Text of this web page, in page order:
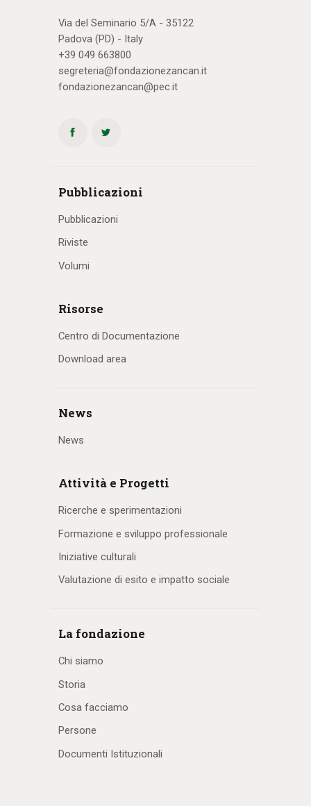
Via del Seminario 5/A - 35122
Padova (PD) - Italy
+39 049 663800
segreteria@fondazionezancan.it
fondazionezancan@pec.it
Pubblicazioni
Pubblicazioni
Riviste
Volumi
Risorse
Centro di Documentazione
Download area
News
News
Attività e Progetti
Ricerche e sperimentazioni
Formazione e sviluppo professionale
Iniziative culturali
Valutazione di esito e impatto sociale
La fondazione
Chi siamo
Storia
Cosa facciamo
Persone
Documenti Istituzionali